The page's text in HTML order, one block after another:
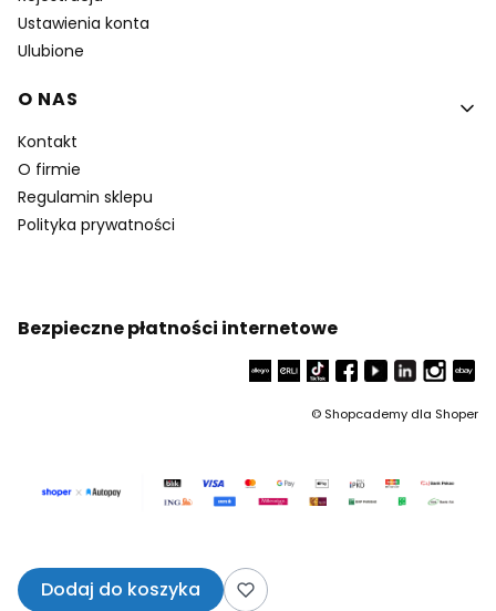
Ustawienia konta
Ulubione
O NAS
Kontakt
O firmie
Regulamin sklepu
Polityka prywatności
Bezpieczne płatności internetowe
© Shopcademy dla Shoper
Dodaj do koszyka